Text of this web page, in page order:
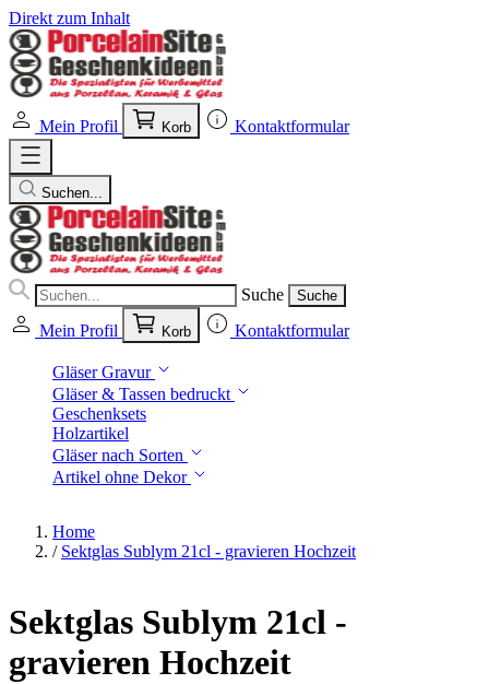
Direkt zum Inhalt
Mein Profil Korb Kontaktformular
Suchen...
Suche Suche
Mein Profil Korb Kontaktformular
Gläser Gravur
Gläser & Tassen bedruckt
Geschenksets
Holzartikel
Gläser nach Sorten
Artikel ohne Dekor
Home
/ Sektglas Sublym 21cl - gravieren Hochzeit
Sektglas Sublym 21cl -
gravieren Hochzeit